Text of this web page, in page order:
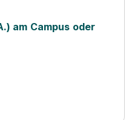
am Campus oder